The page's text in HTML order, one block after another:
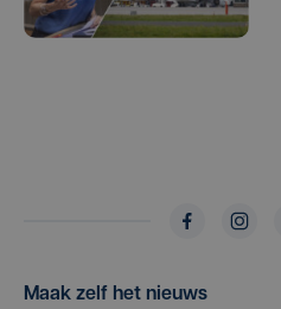
Maak zelf het nieuws